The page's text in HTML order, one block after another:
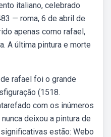
italiano, celebrado
— roma, 6 de abril de
apenas como rafael,
A última pintura e morte
rafael foi o grande
(1518.
com os inúmeros
deixou a pintura de
estão: Webo